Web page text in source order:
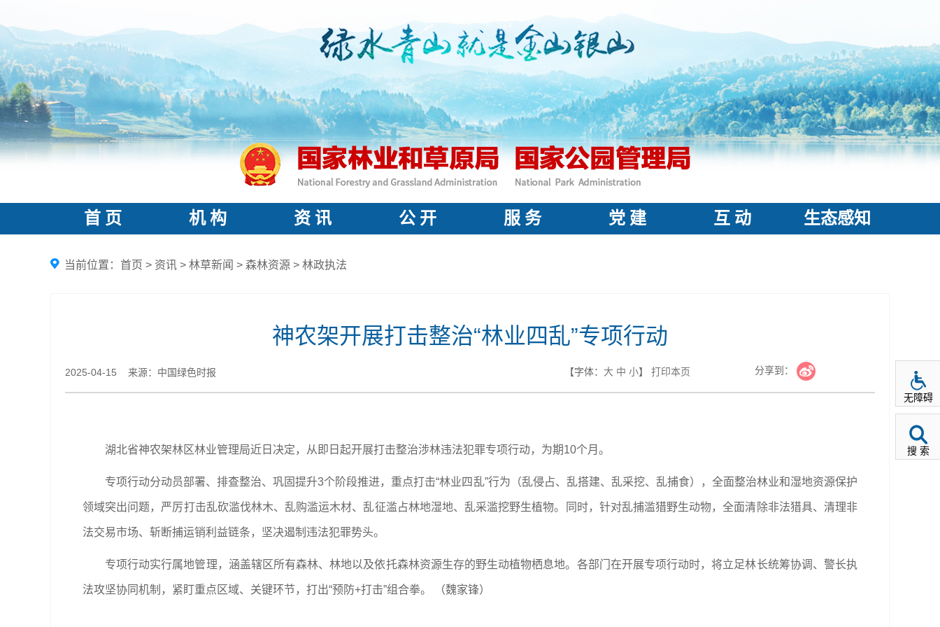
首 页 机 构 资 讯 公 开 服 务 党 建 互 动 生态感知
当前位置： 首页 > 资讯 > 林草新闻 > 森林资源 > 林政执法
神农架开展打击整治“林业四乱”专项行动
2025-04-15 来源：中国绿色时报 【字体： 大 中 小】 打印本页 分享到：
湖北省神农架林区林业管理局近日决定，从即日起开展打击整治涉林违法犯罪专项行动，为期10个月。
专项行动分动员部署、排查整治、巩固提升3个阶段推进，重点打击“林业四乱”行为（乱侵占、乱搭建、乱采挖、乱捕食），全面整治林业和湿地资源保护
领域突出问题，严厉打击乱砍滥伐林木、乱购滥运木材、乱征滥占林地湿地、乱采滥挖野生植物。同时，针对乱捕滥猎野生动物，全面清除非法猎具、清理非
法交易市场、斩断捕运销利益链条，坚决遏制违法犯罪势头。
专项行动实行属地管理，涵盖辖区所有森林、林地以及依托森林资源生存的野生动植物栖息地。各部门在开展专项行动时，将立足林长统筹协调、警长执
法攻坚协同机制，紧盯重点区域、关键环节，打出“预防+打击”组合拳。 （魏家锋）
无障碍
搜 索